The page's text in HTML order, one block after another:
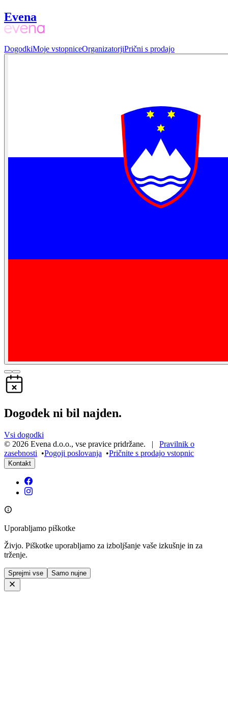
Evena
DogodkiMoje vstopniceOrganizatorjiPrični s prodajo
Dogodek ni bil najden.
Vsi dogodki
© 2026 Evena d.o.o., vse pravice pridržane. | Pravilnik o
zasebnosti •Pogoji poslovanja •Pričnite s prodajo vstopnic
Kontakt
Uporabljamo piškotke
Živjo. Piškotke uporabljamo za izboljšanje vaše izkušnje in za
trženje.
Sprejmi vse Samo nujne